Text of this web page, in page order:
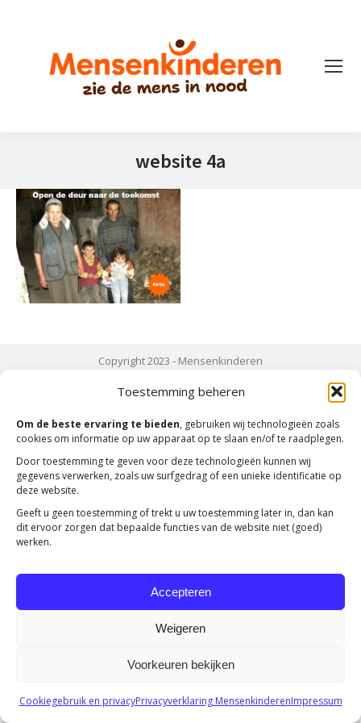
Toestemming beheren
Om de beste ervaring te bieden, gebruiken wij technologieën zoals
cookies om informatie op uw apparaat op te slaan en/of te raadplegen.
Door toestemming te geven voor deze technologieën kunnen wij
gegevens verwerken, zoals uw surfgedrag of een unieke identificatie op
deze website.
Geeft u geen toestemming of trekt u uw toestemming later in, dan kan
dit ervoor zorgen dat bepaalde functies van de website niet (goed)
werken.
Accepteren
Weigeren
Voorkeuren bekijken
Cookiegebruik en privacyPrivacyverklaring MensenkinderenImpressum
website 4a
Copyright 2023 - Mensenkinderen